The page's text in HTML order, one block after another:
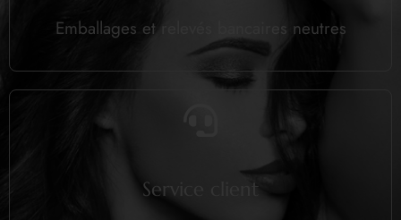
Emballages et relevés bancaires neutres
Service client